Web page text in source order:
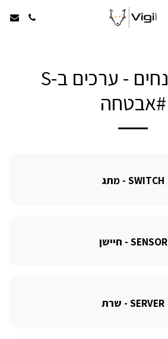
מילון מונחים - ערכים ב-S
#אבטחה
SWITCH - מתג
SENSOR - חיישן
SERVER - שרת